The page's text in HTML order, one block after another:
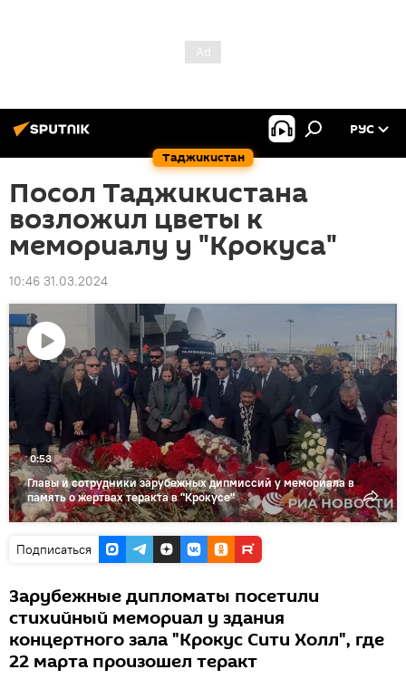
Таджикистан
РУС
Посол Таджикистана
возложил цветы к
мемориалу у "Крокуса"
10:46 31.03.2024
Воспроизвести
видео
Главы и сотрудники зарубежных дипмиссий у мемориала в
память о жертвах теракта в "Крокусе"
0:53
Подписаться
Зарубежные дипломаты посетили
стихийный мемориал у здания
концертного зала "Крокус Сити Холл", где
22 марта произошел теракт